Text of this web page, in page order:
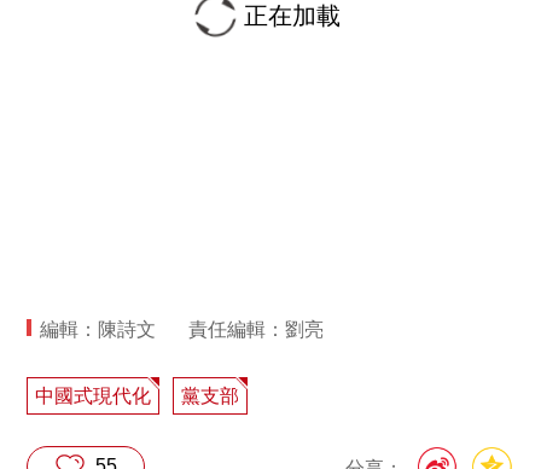
正在加載
編輯：陳詩文 責任編輯：劉亮
中國式現代化 黨支部